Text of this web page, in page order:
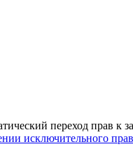
переход прав к
исключительного